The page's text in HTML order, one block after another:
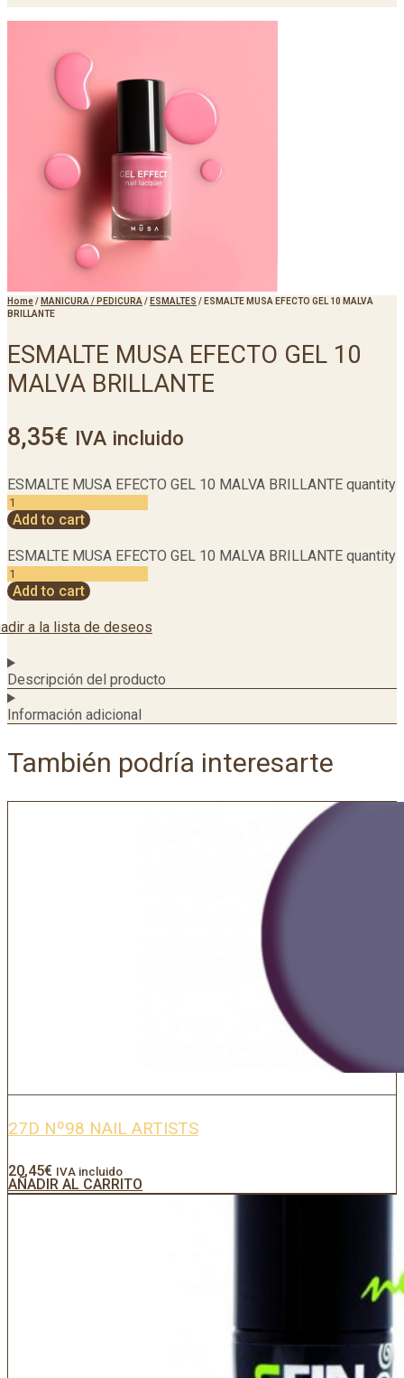
Home/ MANICURA / PEDICURA / ESMALTES / ESMALTE MUSA EFECTO GEL 10 MALVA
BRILLANTE
ESMALTE MUSA EFECTO GEL 10
MALVA BRILLANTE
8,35€ IVA incluido
ESMALTE MUSA EFECTO GEL 10 MALVA BRILLANTE quantity
Add to cart
ESMALTE MUSA EFECTO GEL 10 MALVA BRILLANTE quantity
Add to cart
a la lista de deseos
Descripción del producto
Información adicional
También podría interesarte
27D Nº98 NAIL ARTISTS
20,45€ IVA incluido
AÑADIR AL CARRITO